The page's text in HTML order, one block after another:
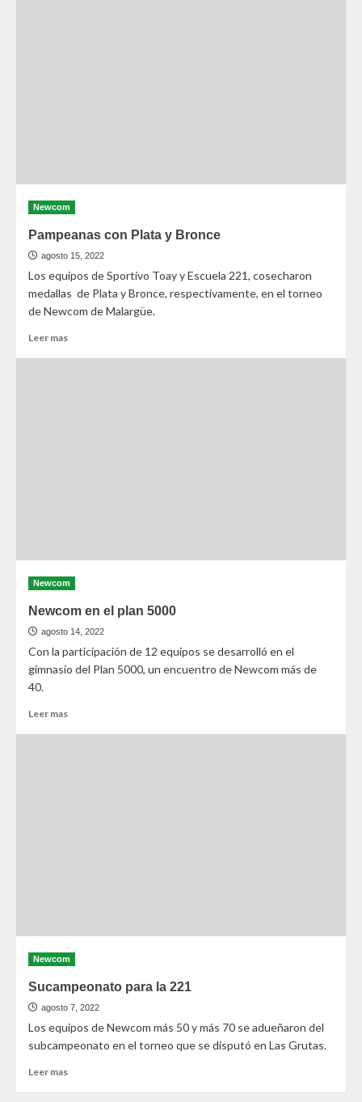
Newcom
Pampeanas con Plata y Bronce
agosto 15, 2022
Los equipos de Sportivo Toay y Escuela 221, cosecharon
medallas de Plata y Bronce, respectivamente, en el torneo
de Newcom de Malargüe.
Leer mas
Newcom
Newcom en el plan 5000
agosto 14, 2022
Con la participación de 12 equipos se desarrolló en el
gimnasio del Plan 5000, un encuentro de Newcom más de
40.
Leer mas
Newcom
Sucampeonato para la 221
agosto 7, 2022
Los equipos de Newcom más 50 y más 70 se adueñaron del
subcampeonato en el torneo que se disputó en Las Grutas.
Leer mas